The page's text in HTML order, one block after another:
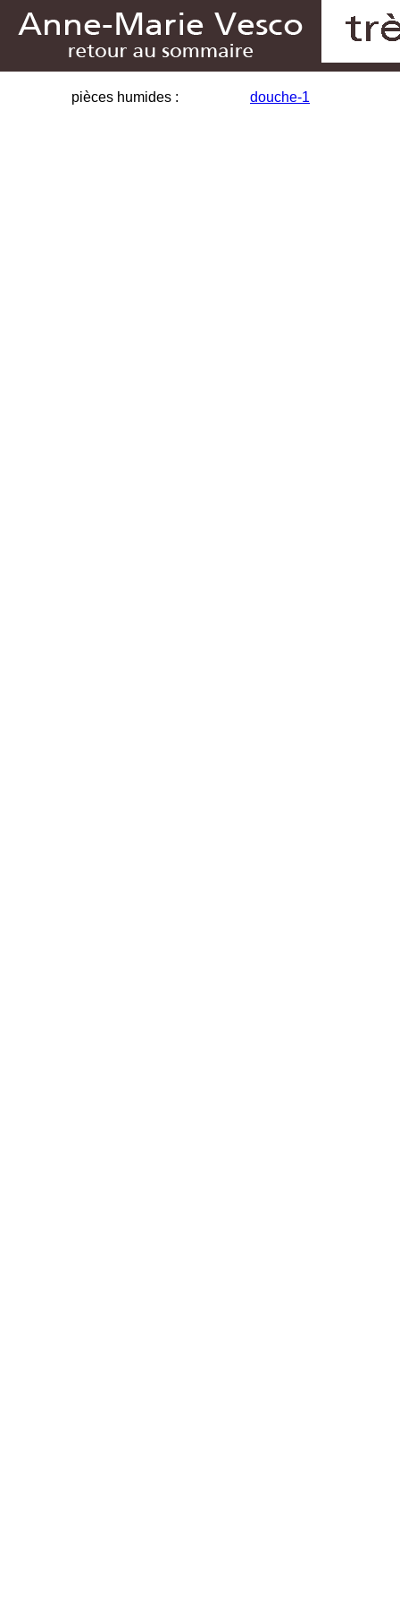
pièces humides : douche-1